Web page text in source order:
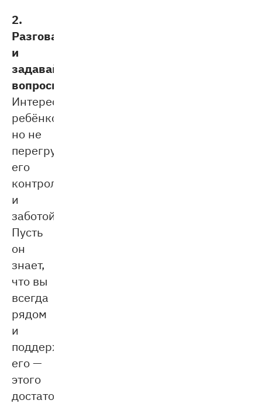
2.
Разговаривайте
и
задавайте
вопросы.
Интересуйтесь
ребёнком,
но не
перегружайте
его
контролем
и
заботой.
Пусть
он
знает,
что вы
всегда
рядом
и
поддержите
его —
этого
достаточно.